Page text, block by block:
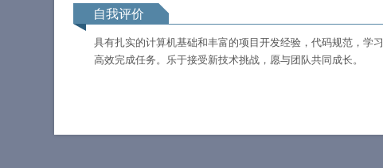
自我评价
具有扎实的计算机基础和丰富的项目开发经验，代码规范，学
高效完成任务。乐于接受新技术挑战，愿与团队共同成长。